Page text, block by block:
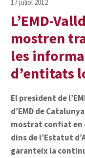
L’EMD-
mostren
les
d’entitats
El president de
d’EMD de
mostrat confiat en
dins de l’Estatut
garanteix la